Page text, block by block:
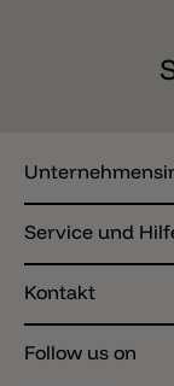
Follow us on
Kontakt
Service und